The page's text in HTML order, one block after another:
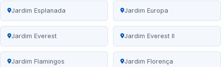
Jardim Esplanada Jardim Europa
Jardim Everest Jardim Everest II
Jardim Flamingos Jardim Florença